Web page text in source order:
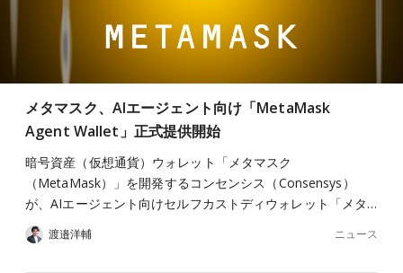
メタマスク、AIエージェント向け「MetaMask
Agent Wallet」正式提供開始
暗号資産（仮想通貨）ウォレット「メタマスク
（MetaMask）」を開発するコンセンシス（Consensys）
が、AIエージェント向けセルフカストディウォレット「メタ…
渡邉洋輔 ニュース